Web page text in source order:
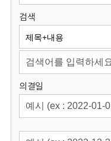
원
회
검색
의결일